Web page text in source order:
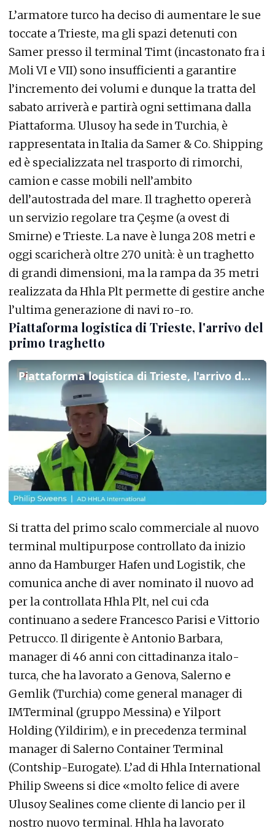
L’armatore turco ha deciso di aumentare le sue
toccate a Trieste, ma gli spazi detenuti con
Samer presso il terminal Timt (incastonato fra i
Moli VI e VII) sono insufficienti a garantire
l’incremento dei volumi e dunque la tratta del
sabato arriverà e partirà ogni settimana dalla
Piattaforma. Ulusoy ha sede in Turchia, è
rappresentata in Italia da Samer & Co. Shipping
ed è specializzata nel trasporto di rimorchi,
camion e casse mobili nell’ambito
dell’autostrada del mare. Il traghetto opererà
un servizio regolare tra Çeşme (a ovest di
Smirne) e Trieste. La nave è lunga 208 metri e
oggi scaricherà oltre 270 unità: è un traghetto
di grandi dimensioni, ma la rampa da 35 metri
realizzata da Hhla Plt permette di gestire anche
l’ultima generazione di navi ro-ro.
Piattaforma logistica di Trieste, l'arrivo del
primo traghetto
Piattaforma logistica di Trieste, l'arrivo del primo traghetto
Si tratta del primo scalo commerciale al nuovo
terminal multipurpose controllato da inizio
anno da Hamburger Hafen und Logistik, che
comunica anche di aver nominato il nuovo ad
per la controllata Hhla Plt, nel cui cda
continuano a sedere Francesco Parisi e Vittorio
Petrucco. Il dirigente è Antonio Barbara,
manager di 46 anni con cittadinanza italo-
turca, che ha lavorato a Genova, Salerno e
Gemlik (Turchia) come general manager di
IMTerminal (gruppo Messina) e Yilport
Holding (Yildirim), e in precedenza terminal
manager di Salerno Container Terminal
(Contship-Eurogate). L’ad di Hhla International
Philip Sweens si dice «molto felice di avere
Ulusoy Sealines come cliente di lancio per il
nostro nuovo terminal. Hhla ha lavorato